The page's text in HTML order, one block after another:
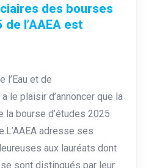
des bourses
l’AAEA est
l’Eau et de
le plaisir d’annoncer que la
bourse d’études 2025
adresse ses
aux lauréats dont
sont distingués par leur